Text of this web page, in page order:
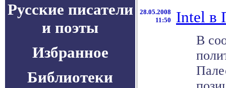
Русские писатели
и поэты
Избранное
Библиотеки
28.05.2008
11:50
Intel в
В